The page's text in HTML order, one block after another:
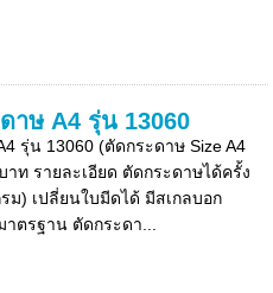
าษ A4 รุ่น 13060
รุ่น 13060 (ตัดกระดาษ Size A4
าท รายละเอียด ตัดกระดาษได้ครั้ง
ม) เปลี่ยนใบมีดได้ มีสเกลบอก
ตรฐาน ตัดกระดา...